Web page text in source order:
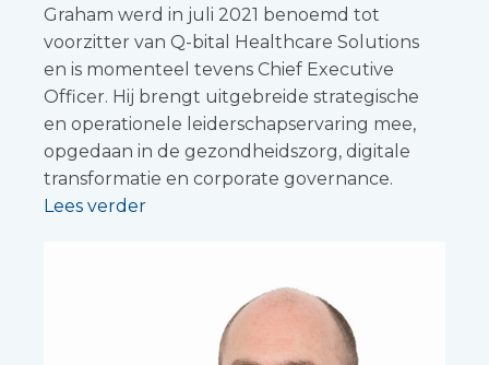
Graham werd in juli 2021 benoemd tot
voorzitter van Q-bital Healthcare Solutions
en is momenteel tevens Chief Executive
Officer. Hij brengt uitgebreide strategische
en operationele leiderschapservaring mee,
opgedaan in de gezondheidszorg, digitale
transformatie en corporate governance.
Lees verder